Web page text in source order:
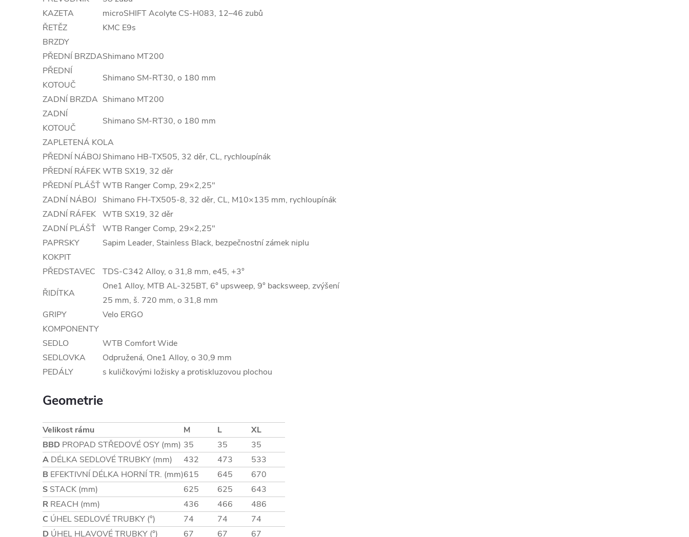
KAZETA
microSHIFT Acolyte CS-H083, 12–46 zubů
ŘETĚZ
KMC E9s
BRZDY
PŘEDNÍ BRZDAShimano MT200
PŘEDNÍ
KOTOUČ
Shimano SM-RT30, o 180 mm
ZADNÍ BRZDA Shimano MT200
ZADNÍ
KOTOUČ
Shimano SM-RT30, o 180 mm
ZAPLETENÁ KOLA
PŘEDNÍ NÁBOJ Shimano HB-TX505, 32 děr, CL, rychloupínák
PŘEDNÍ RÁFEKWTB SX19, 32 děr
PŘEDNÍ PLÁŠŤWTB Ranger Comp, 29×2,25"
ZADNÍ NÁBOJ
Shimano FH-TX505-8, 32 děr, CL, M10×135 mm, rychloupínák
ZADNÍ RÁFEK WTB SX19, 32 děr
ZADNÍ PLÁŠŤ WTB Ranger Comp, 29×2,25"
PAPRSKY
Sapim Leader, Stainless Black, bezpečnostní zámek niplu
KOKPIT
PŘEDSTAVEC
TDS-C342 Alloy, o 31,8 mm, e45, +3°
ŘIDÍTKA
One1 Alloy, MTB AL-325BT, 6° upsweep, 9° backsweep, zvýšení
25 mm, š. 720 mm, o 31,8 mm
GRIPY
Velo ERGO
KOMPONENTY
SEDLO
WTB Comfort Wide
SEDLOVKA
Odpružená, One1 Alloy, o 30,9 mm
PEDÁLY
s kuličkovými ložisky a protiskluzovou plochou
Geometrie
Velikost rámu M L
XL
BBD PROPAD STŘEDOVÉ OSY (mm) 35 35
35
A DÉLKA SEDLOVÉ TRUBKY (mm) 432 473
533
B EFEKTIVNÍ DÉLKA HORNÍ TR. (mm)615 645
670
S STACK (mm) 625 625
643
R REACH (mm) 436 466
486
C ÚHEL SEDLOVÉ TRUBKY (°) 74 74
74
D ÚHEL HLAVOVÉ TRUBKY (°) 67 67 67